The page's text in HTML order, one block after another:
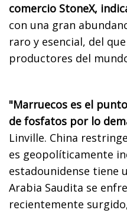
comercio StoneX,
con una gran
raro y esencial, del
productores del
"Marruecos es el
de fosfatos por lo
Linville. China
es geopolíticamente
estadounidense tiene
Arabia Saudita se
recientemente